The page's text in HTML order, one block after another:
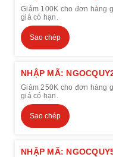
Giảm 100K cho đơn hàng
giá có hạn.
Sao chép
NHẬP MÃ:
Giảm 250K cho đơn hàng
giá có hạn.
Sao chép
NHẬP MÃ: